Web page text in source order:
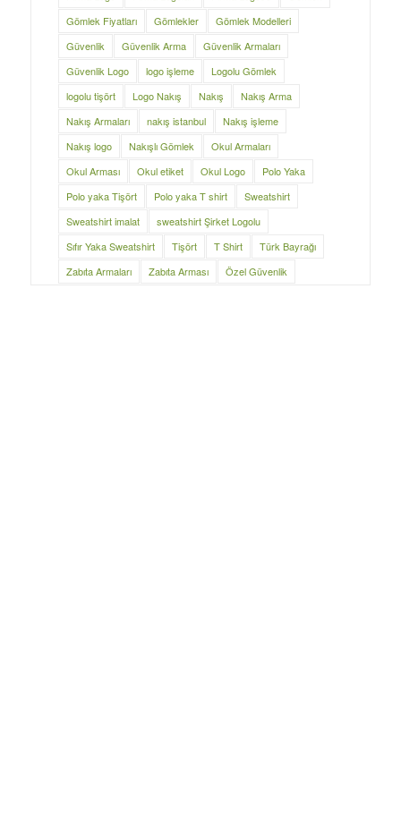
Gömlek Fiyatları
Gömlekler
Gömlek Modelleri
Güvenlik
Güvenlik Arma
Güvenlik Armaları
Güvenlik Logo
logo işleme
Logolu Gömlek
logolu tişört
Logo Nakış Nakış
Nakış Arma
Nakış Armaları
nakış istanbul
Nakış işleme
Nakış logo
Nakışlı Gömlek
Okul Armaları
Okul Arması
Okul etiket Okul Logo
Polo Yaka
Polo yaka Tişört
Polo yaka T shirt
Sweatshirt
Sweatshirt imalat
sweatshirt Şirket Logolu
Sıfır Yaka Sweatshirt
Tişört T Shirt
Türk Bayrağı
Zabıta Armaları
Zabıta Arması Özel Güvenlik